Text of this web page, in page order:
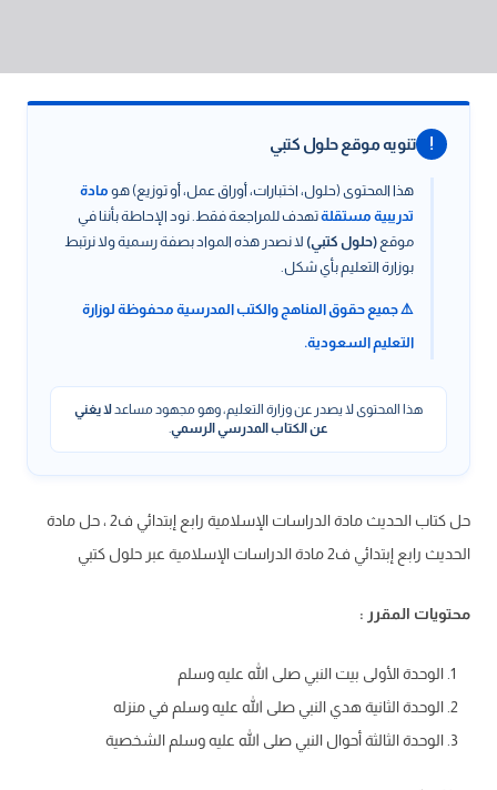
! تنويه موقع حلول كتبي
هذا المحتوى (حلول، اختبارات، أوراق عمل، أو توزيع) هو مادة
تدريبية مستقلةتهدف للمراجعة فقط. نود الإحاطة بأننا في
موقع (حلول كتبي) لا نصدر هذه المواد بصفة رسمية ولا نرتبط
بوزارة التعليم بأي شكل.
⚠️ جميع حقوق المناهج والكتب المدرسية محفوظة لوزارة
التعليم السعودية.
هذا المحتوى لا يصدر عن وزارة التعليم، وهو مجهود مساعدلا يغني
عن الكتاب المدرسي الرسمي.
حل كتاب الحديث مادة الدراسات الإسلامية رابع إبتدائي ف2 ، حل مادة
الحديث رابع إبتدائي ف2 مادة الدراسات الإسلامية عبر حلول كتبي
محتويات المقرر :
الوحدة الأولى بيت النبي صلى الله عليه وسلم
الوحدة الثانية هدي النبي صلى الله عليه وسلم في منزله
الوحدة الثالثة أحوال النبي صلى الله عليه وسلم الشخصية